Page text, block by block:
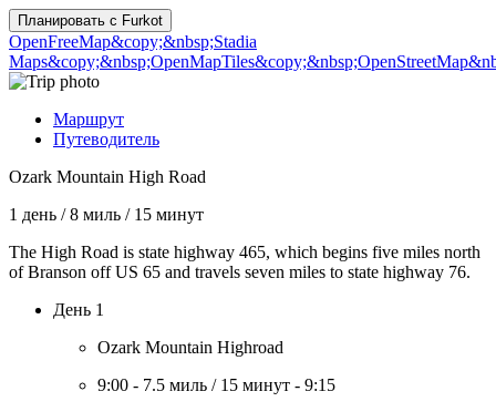
Планировать с Furkot
OpenFreeMap&copy;&nbsp;Stadia
Maps&copy;&nbsp;OpenMapTiles
Маршрут
Путеводитель
Ozark Mountain High Road
1 день /8 миль / 15 минут
The High Road is state highway 465, which begins five miles north
of Branson off US 65 and travels seven miles to state highway 76.
День 1
Ozark Mountain Highroad
9:00 - 7.5 миль / 15 минут - 9:15